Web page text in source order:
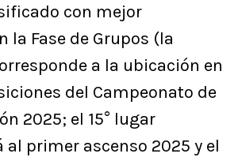
con mejor
la Fase de Grupos (la
a la ubicación en
del Campeonato de
2025; el 15° lugar
al primer ascenso 2025 y el